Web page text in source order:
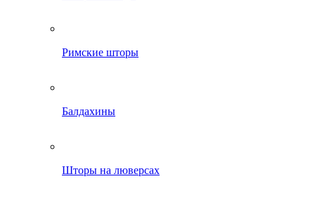
Римские шторы
Балдахины
Шторы на люверсах